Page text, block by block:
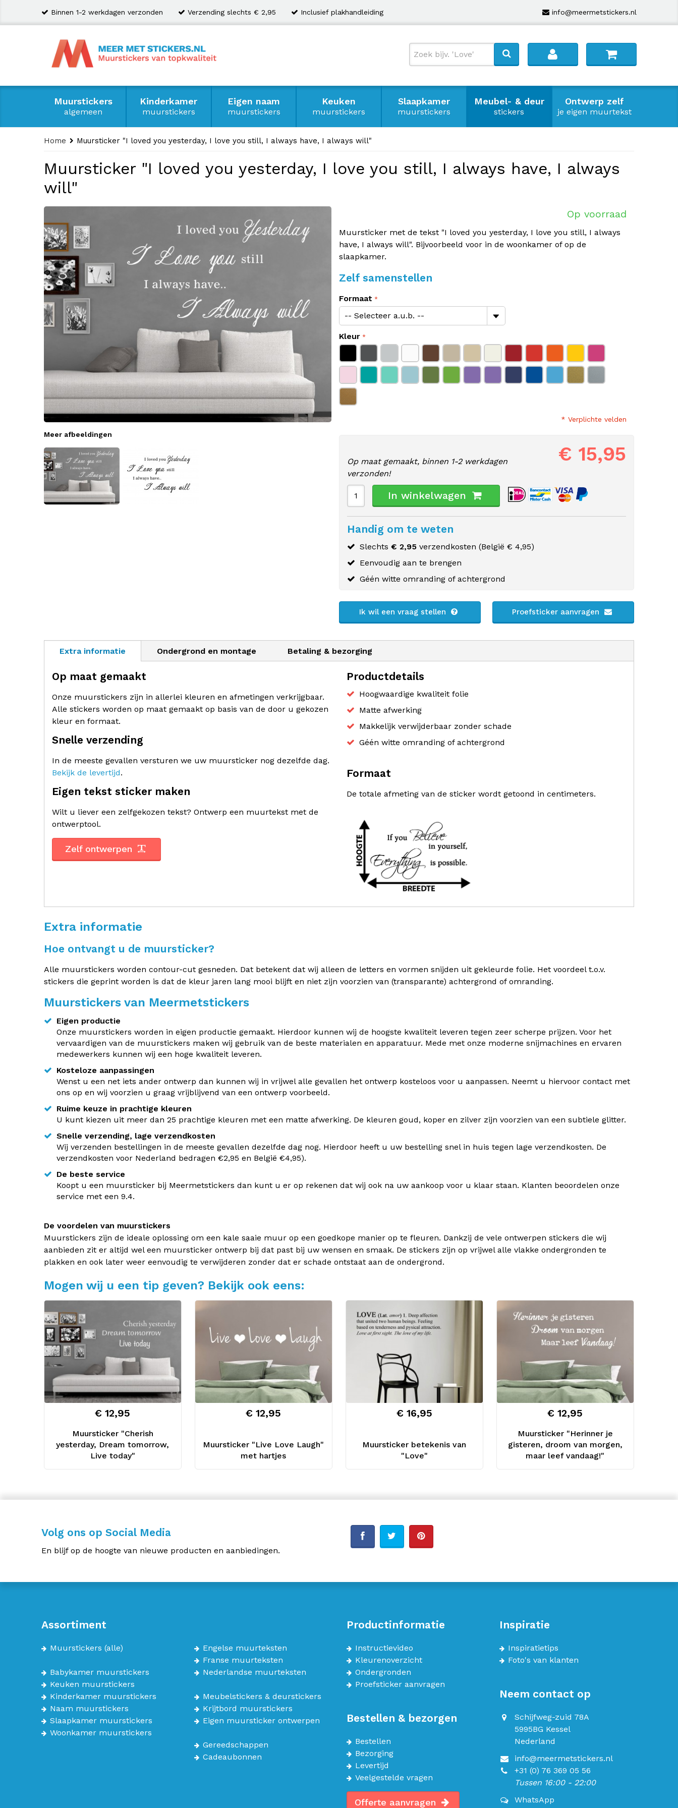
info@meermetstickers.nl
Binnen 1-2 werkdagen verzonden Verzending slechts € 2,95 Inclusief plakhandleiding
Muurstickers
algemeen
Kinderkamer
muurstickers
Eigen naam
muurstickers
Keuken
muurstickers
Slaapkamer
muurstickers
Meubel- & deur
stickers
Ontwerp zelf
je eigen muurtekst
Home Muursticker "I loved you yesterday, I love you still, I always have, I always will"
Muursticker "I loved you yesterday, I love you still, I always have, I always
will"
Meer afbeeldingen
Op voorraad
Muursticker met de tekst "I loved you yesterday, I love you still, I always
have, I always will". Bijvoorbeeld voor in de woonkamer of op de
slaapkamer.
Zelf samenstellen
Formaat
Kleur
* Verplichte velden
€ 15,95
Op maat gemaakt, binnen 1-2 werkdagen
verzonden!
In winkelwagen
Handig om te weten
Slechts € 2,95 verzendkosten (België € 4,95)
Eenvoudig aan te brengen
Géén witte omranding of achtergrond
Ik wil een vraag stellen Proefsticker aanvragen
Extra informatie Ondergrond en montage Betaling & bezorging
Op maat gemaakt
Onze muurstickers zijn in allerlei kleuren en afmetingen verkrijgbaar.
Alle stickers worden op maat gemaakt op basis van de door u gekozen
kleur en formaat.
Snelle verzending
In de meeste gevallen versturen we uw muursticker nog dezelfde dag.
Bekijk de levertijd.
Eigen tekst sticker maken
Wilt u liever een zelfgekozen tekst? Ontwerp een muurtekst met de
ontwerptool.
Zelf ontwerpen
Productdetails
Hoogwaardige kwaliteit folie
Matte afwerking
Makkelijk verwijderbaar zonder schade
Géén witte omranding of achtergrond
Formaat
De totale afmeting van de sticker wordt getoond in centimeters.
Extra informatie
Hoe ontvangt u de muursticker?
Alle muurstickers worden contour-cut gesneden. Dat betekent dat wij alleen de letters en vormen snijden uit gekleurde folie. Het voordeel t.o.v.
stickers die geprint worden is dat de kleur jaren lang mooi blijft en niet zijn voorzien van (transparante) achtergrond of omranding.
Muurstickers van Meermetstickers
Eigen productie
Onze muurstickers worden in eigen productie gemaakt. Hierdoor kunnen wij de hoogste kwaliteit leveren tegen zeer scherpe prijzen. Voor het
vervaardigen van de muurstickers maken wij gebruik van de beste materialen en apparatuur. Mede met onze moderne snijmachines en ervaren
medewerkers kunnen wij een hoge kwaliteit leveren.
Kosteloze aanpassingen
Wenst u een net iets ander ontwerp dan kunnen wij in vrijwel alle gevallen het ontwerp kosteloos voor u aanpassen. Neemt u hiervoor contact met
ons op en wij voorzien u graag vrijblijvend van een ontwerp voorbeeld.
Ruime keuze in prachtige kleuren
U kunt kiezen uit meer dan 25 prachtige kleuren met een matte afwerking. De kleuren goud, koper en zilver zijn voorzien van een subtiele glitter.
Snelle verzending, lage verzendkosten
Wij verzenden bestellingen in de meeste gevallen dezelfde dag nog. Hierdoor heeft u uw bestelling snel in huis tegen lage verzendkosten. De
verzendkosten voor Nederland bedragen €2,95 en België €4,95).
De beste service
Koopt u een muursticker bij Meermetstickers dan kunt u er op rekenen dat wij ook na uw aankoop voor u klaar staan. Klanten beoordelen onze
service met een 9.4.
De voordelen van muurstickers
Muurstickers zijn de ideale oplossing om een kale saaie muur op een goedkope manier op te fleuren. Dankzij de vele ontwerpen stickers die wij
aanbieden zit er altijd wel een muursticker ontwerp bij dat past bij uw wensen en smaak. De stickers zijn op vrijwel alle vlakke ondergronden te
plakken en ook later weer eenvoudig te verwijderen zonder dat er schade ontstaat aan de ondergrond.
Mogen wij u een tip geven? Bekijk ook eens:
Muursticker "Cherish
yesterday, Dream tomorrow,
Live today"
€ 12,95
Muursticker "Live Love Laugh"
met hartjes
€ 12,95
Muursticker betekenis van
"Love"
€ 16,95
Muursticker "Herinner je
gisteren, droom van morgen,
maar leef vandaag!"
€ 12,95
Volg ons op Social Media
En blijf op de hoogte van nieuwe producten en aanbiedingen.
Assortiment
Muurstickers (alle)
Babykamer muurstickers
Keuken muurstickers
Kinderkamer muurstickers
Naam muurstickers
Slaapkamer muurstickers
Woonkamer muurstickers
Engelse muurteksten
Franse muurteksten
Nederlandse muurteksten
Meubelstickers & deurstickers
Krijtbord muurstickers
Eigen muursticker ontwerpen
Gereedschappen
Cadeaubonnen
Productinformatie
Instructievideo
Kleurenoverzicht
Ondergronden
Proefsticker aanvragen
Bestellen & bezorgen
Bestellen
Bezorging
Levertijd
Veelgestelde vragen
Offerte aanvragen
Inspiratie
Inspiratietips
Foto's van klanten
Neem contact op
Schijfweg-zuid 78A
5995BG Kessel
Nederland
info@meermetstickers.nl
+31 (0) 76 369 05 56
Tussen 16:00 - 22:00
WhatsApp